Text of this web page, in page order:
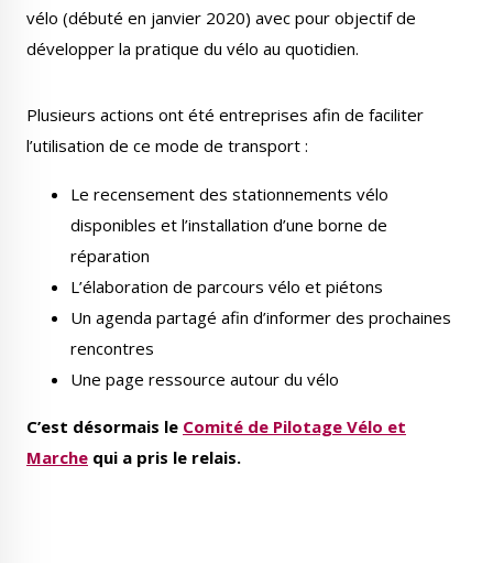
vélo (débuté en janvier 2020) avec pour objectif de
développer la pratique du vélo au quotidien.
Plusieurs actions ont été entreprises afin de faciliter
l’utilisation de ce mode de transport :
Le recensement des stationnements vélo
disponibles et l’installation d’une borne de
réparation
L’élaboration de parcours vélo et piétons
Un agenda partagé afin d’informer des prochaines
rencontres
Une page ressource autour du vélo
C’est désormais le Comité de Pilotage Vélo et
Marche qui a pris le relais.